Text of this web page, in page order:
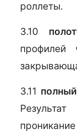
роллеты.
3.10
профилей
3.11